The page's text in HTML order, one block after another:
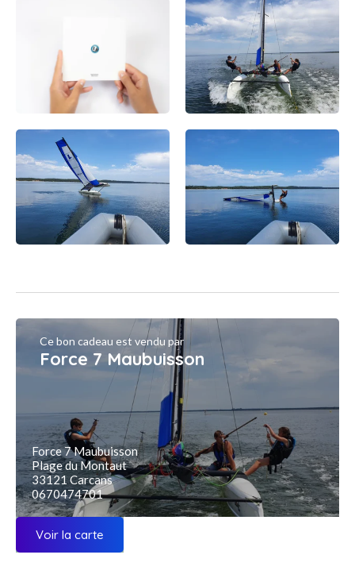
Ce bon cadeau est vendu par
Force 7 Maubuisson
Force 7 Maubuisson
Plage du Montaut
33121 Carcans
0670474701
Voir la carte